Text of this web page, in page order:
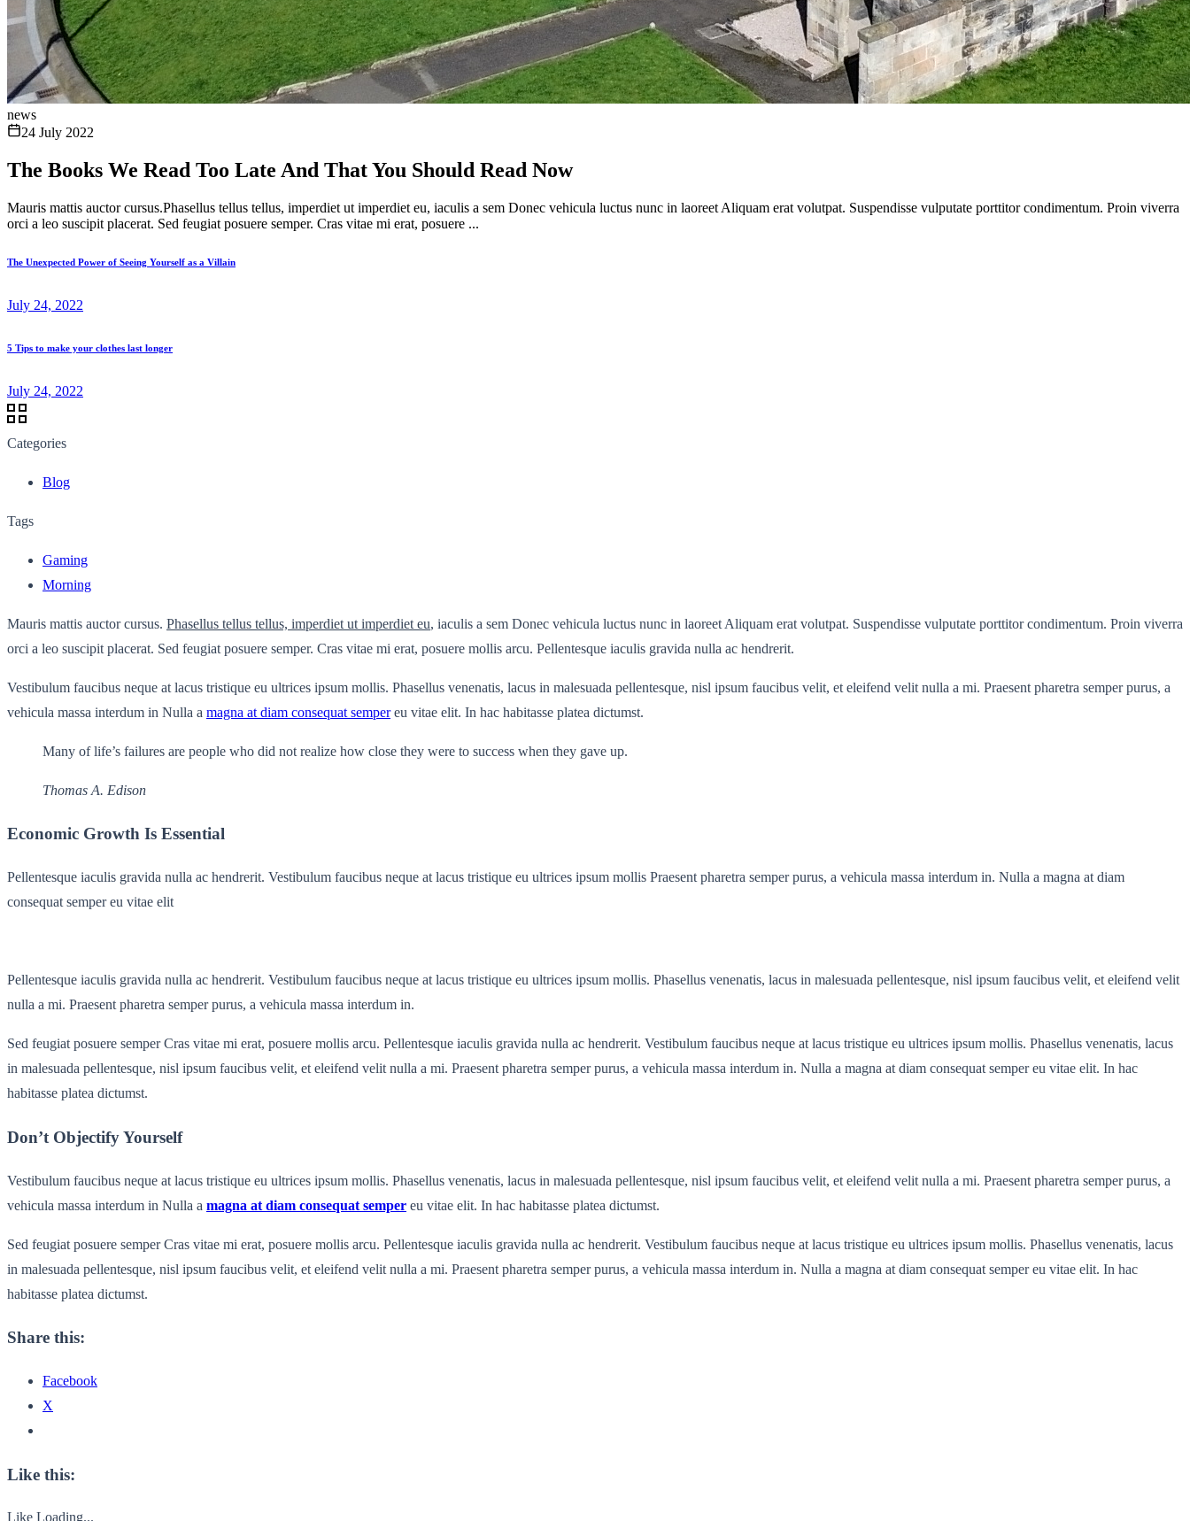
news
24 July 2022
The Books We Read Too Late And That You Should Read Now
Mauris mattis auctor cursus.Phasellus tellus tellus, imperdiet ut imperdiet eu, iaculis a sem Donec vehicula luctus nunc in laoreet Aliquam erat volutpat. Suspendisse vulputate porttitor condimentum. Proin viverra
orci a leo suscipit placerat. Sed feugiat posuere semper. Cras vitae mi erat, posuere ...
The Unexpected Power of Seeing Yourself as a Villain
July 24, 2022
5 Tips to make your clothes last longer
July 24, 2022
Categories
Blog
Tags
Gaming
Morning
Mauris mattis auctor cursus. Phasellus tellus tellus, imperdiet ut imperdiet eu, iaculis a sem Donec vehicula luctus nunc in laoreet Aliquam erat volutpat. Suspendisse vulputate porttitor condimentum. Proin viverra
orci a leo suscipit placerat. Sed feugiat posuere semper. Cras vitae mi erat, posuere mollis arcu. Pellentesque iaculis gravida nulla ac hendrerit.
Vestibulum faucibus neque at lacus tristique eu ultrices ipsum mollis. Phasellus venenatis, lacus in malesuada pellentesque, nisl ipsum faucibus velit, et eleifend velit nulla a mi. Praesent pharetra semper purus, a
vehicula massa interdum in Nulla a magna at diam consequat sempereu vitae elit. In hac habitasse platea dictumst.
Many of life’s failures are people who did not realize how close they were to success when they gave up.
Thomas A. Edison
Economic Growth Is Essential
Pellentesque iaculis gravida nulla ac hendrerit. Vestibulum faucibus neque at lacus tristique eu ultrices ipsum mollis Praesent pharetra semper purus, a vehicula massa interdum in. Nulla a magna at diam
consequat semper eu vitae elit
Pellentesque iaculis gravida nulla ac hendrerit. Vestibulum faucibus neque at lacus tristique eu ultrices ipsum mollis. Phasellus venenatis, lacus in malesuada pellentesque, nisl ipsum faucibus velit, et eleifend velit
nulla a mi. Praesent pharetra semper purus, a vehicula massa interdum in.
Sed feugiat posuere semper Cras vitae mi erat, posuere mollis arcu. Pellentesque iaculis gravida nulla ac hendrerit. Vestibulum faucibus neque at lacus tristique eu ultrices ipsum mollis. Phasellus venenatis, lacus
in malesuada pellentesque, nisl ipsum faucibus velit, et eleifend velit nulla a mi. Praesent pharetra semper purus, a vehicula massa interdum in. Nulla a magna at diam consequat semper eu vitae elit. In hac
habitasse platea dictumst.
Don’t Objectify Yourself
Vestibulum faucibus neque at lacus tristique eu ultrices ipsum mollis. Phasellus venenatis, lacus in malesuada pellentesque, nisl ipsum faucibus velit, et eleifend velit nulla a mi. Praesent pharetra semper purus, a
vehicula massa interdum in Nulla a magna at diam consequat semper eu vitae elit. In hac habitasse platea dictumst.
Sed feugiat posuere semper Cras vitae mi erat, posuere mollis arcu. Pellentesque iaculis gravida nulla ac hendrerit. Vestibulum faucibus neque at lacus tristique eu ultrices ipsum mollis. Phasellus venenatis, lacus
in malesuada pellentesque, nisl ipsum faucibus velit, et eleifend velit nulla a mi. Praesent pharetra semper purus, a vehicula massa interdum in. Nulla a magna at diam consequat semper eu vitae elit. In hac
habitasse platea dictumst.
Share this:
Facebook
X
Like this:
Like Loading...